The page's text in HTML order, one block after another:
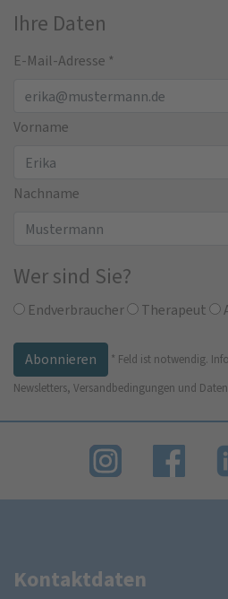
Ihre Daten
E-Mail-Adresse *
Vorname
Nachname
Wer sind Sie?
Endverbraucher Therapeut
* Feld ist notwendig.
Newsletters, Versandbedingungen und
Kontaktdaten